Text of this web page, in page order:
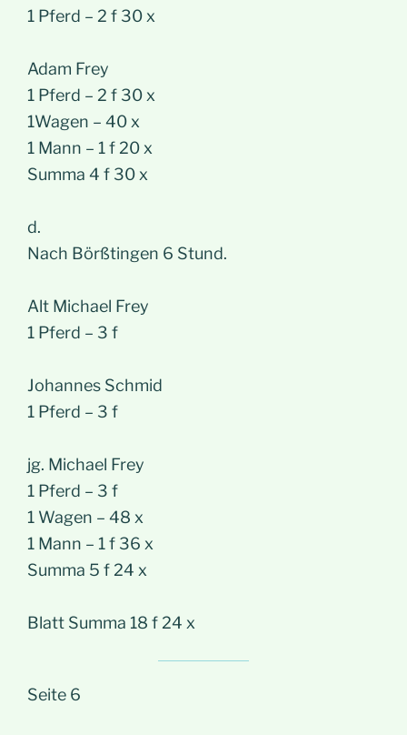
1 Pferd – 2 f 30 x
Adam Frey
1 Pferd – 2 f 30 x
1Wagen – 40 x
1 Mann – 1 f 20 x
Summa 4 f 30 x
d.
Nach Börßtingen 6 Stund.
Alt Michael Frey
1 Pferd – 3 f
Johannes Schmid
1 Pferd – 3 f
jg. Michael Frey
1 Pferd – 3 f
1 Wagen – 48 x
1 Mann – 1 f 36 x
Summa 5 f 24 x
Blatt Summa 18 f 24 x
Seite 6